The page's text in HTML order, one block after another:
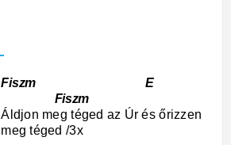
Fiszm E
Fiszm
Áldjon meg téged az Úr és őrizzen
meg téged /3x